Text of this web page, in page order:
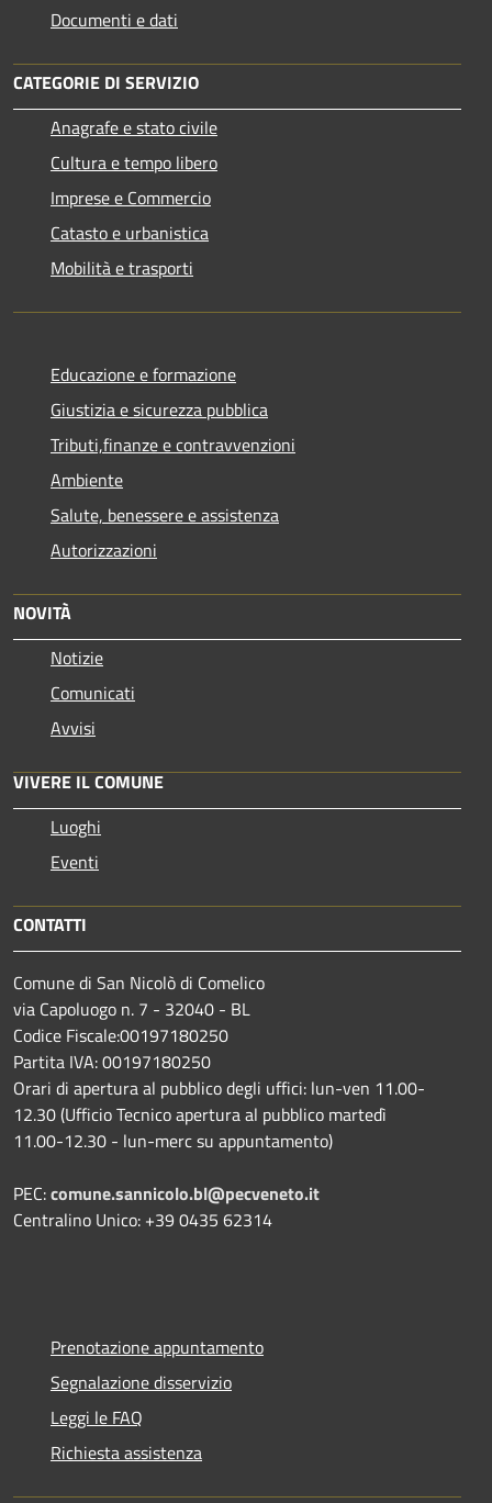
Documenti e dati
CATEGORIE DI SERVIZIO
Anagrafe e stato civile
Cultura e tempo libero
Imprese e Commercio
Catasto e urbanistica
Mobilità e trasporti
Educazione e formazione
Giustizia e sicurezza pubblica
Tributi,finanze e contravvenzioni
Ambiente
Salute, benessere e assistenza
Autorizzazioni
NOVITÀ
Notizie
Comunicati
Avvisi
VIVERE IL COMUNE
Luoghi
Eventi
CONTATTI
Comune di San Nicolò di Comelico
via Capoluogo n. 7 - 32040 - BL
Codice Fiscale:00197180250
Partita IVA: 00197180250
Orari di apertura al pubblico degli uffici: lun-ven 11.00-
12.30 (Ufficio Tecnico apertura al pubblico martedì
11.00-12.30 - lun-merc su appuntamento)
PEC:comune.sannicolo.bl@pecveneto.it
Centralino Unico: +39 0435 62314
Prenotazione appuntamento
Segnalazione disservizio
Leggi le FAQ
Richiesta assistenza